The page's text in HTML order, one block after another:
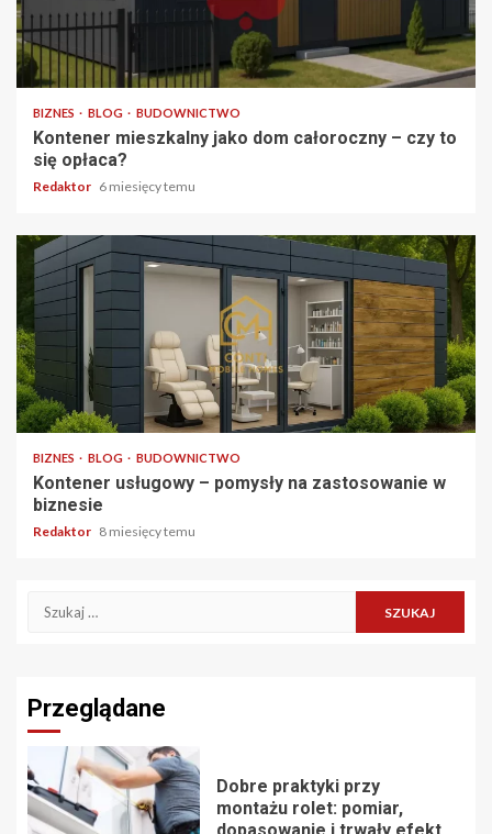
3 min odczytu
BIZNES BLOG BUDOWNICTWO
Kontener mieszkalny jako dom całoroczny – czy to
się opłaca?
Redaktor 6 miesięcy temu
3 min odczytu
BIZNES BLOG BUDOWNICTWO
Kontener usługowy – pomysły na zastosowanie w
biznesie
Redaktor 8 miesięcy temu
Szukaj:
Przeglądane
Dobre praktyki przy
montażu rolet: pomiar,